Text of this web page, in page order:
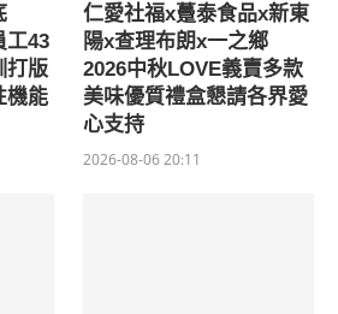
43
打版
機能
仁愛社福x躉泰食品x新東
陽x查理布朗x一之鄉
2026中秋LOVE義賣多款
美味優質禮盒懇請各界愛
心支持
2026-08-06 20:11